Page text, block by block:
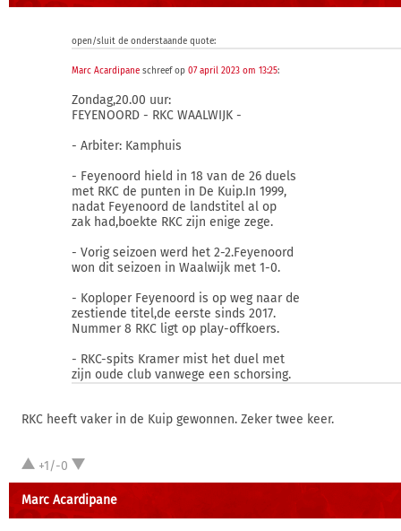
open/sluit de onderstaande quote:
Marc Acardipane schreef op 07 april 2023 om 13:25:
Zondag,20.00 uur:
FEYENOORD - RKC WAALWIJK -
- Arbiter: Kamphuis
- Feyenoord hield in 18 van de 26 duels
met RKC de punten in De Kuip.In 1999,
nadat Feyenoord de landstitel al op
zak had,boekte RKC zijn enige zege.
- Vorig seizoen werd het 2-2.Feyenoord
won dit seizoen in Waalwijk met 1-0.
- Koploper Feyenoord is op weg naar de
zestiende titel,de eerste sinds 2017.
Nummer 8 RKC ligt op play-offkoers.
- RKC-spits Kramer mist het duel met
zijn oude club vanwege een schorsing.
RKC heeft vaker in de Kuip gewonnen. Zeker twee keer.
+1/-0
Marc Acardipane